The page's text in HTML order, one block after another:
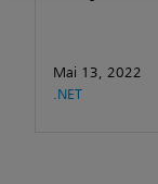
Mai 13, 2022
.NET